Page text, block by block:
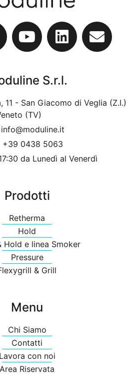
S.r.l.
11 - San Giacomo di Veglia (Z.I.)
(TV)
info@moduline.it
+39 0438 5063
da Lunedì al Venerdì
Prodotti
Retherma
Hold
Hold e linea Smoker
Pressure
& Grill
Menu
Chi Siamo
Contatti
Lavora con noi
Area Riservata